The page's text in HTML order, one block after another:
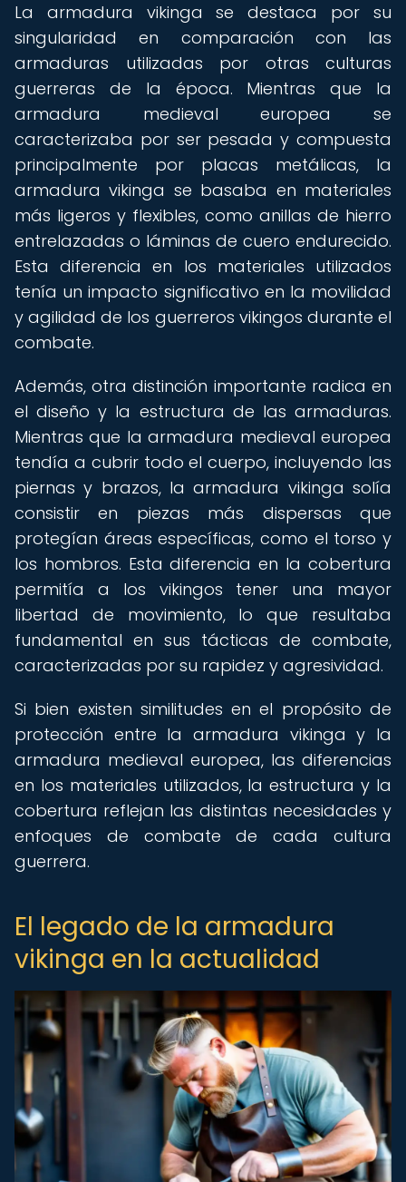
La armadura vikinga se destaca por su
singularidad en comparación con las
armaduras utilizadas por otras culturas
guerreras de la época. Mientras que la
armadura medieval europea se
caracterizaba por ser pesada y compuesta
principalmente por placas metálicas, la
armadura vikinga se basaba en materiales
más ligeros y flexibles, como anillas de hierro
entrelazadas o láminas de cuero endurecido.
Esta diferencia en los materiales utilizados
tenía un impacto significativo en la movilidad
y agilidad de los guerreros vikingos durante el
combate.
Además, otra distinción importante radica en
el diseño y la estructura de las armaduras.
Mientras que la armadura medieval europea
tendía a cubrir todo el cuerpo, incluyendo las
piernas y brazos, la armadura vikinga solía
consistir en piezas más dispersas que
protegían áreas específicas, como el torso y
los hombros. Esta diferencia en la cobertura
permitía a los vikingos tener una mayor
libertad de movimiento, lo que resultaba
fundamental en sus tácticas de combate,
caracterizadas por su rapidez y agresividad.
Si bien existen similitudes en el propósito de
protección entre la armadura vikinga y la
armadura medieval europea, las diferencias
en los materiales utilizados, la estructura y la
cobertura reflejan las distintas necesidades y
enfoques de combate de cada cultura
guerrera.
El legado de la armadura
vikinga en la actualidad